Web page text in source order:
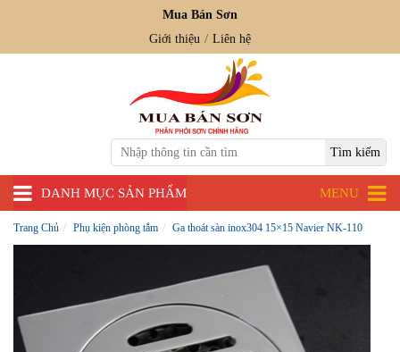
Mua Bán Sơn
Giới thiệu
Liên hệ
DANH MỤC SẢN PHẨM MENU
Trang Chủ Phụ kiện phòng tắm Ga thoát sàn inox304 15×15 Navier NK-110